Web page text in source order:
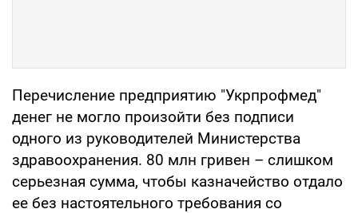
Перечисление предприятию "Укрпрофмед"
денег не могло произойти без подписи
одного из руководителей Министерства
здравоохранения. 80 млн гривен – слишком
серьезная сумма, чтобы казначейство отдало
ее без настоятельного требования со